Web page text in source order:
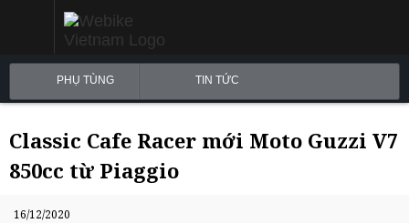
PHỤ TÙNG TIN TỨC
Classic Cafe Racer mới Moto Guzzi V7
850cc từ Piaggio
16/12/2020